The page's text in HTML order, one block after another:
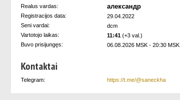
Realus vardas: александр
Registracijos data:
29.04.2022
Seni vardai:
dcm
Vartotojo laikas:
11:41 (+3 val.)
Buvo prisijungęs:
06.08.2026 MSK - 20:30 MSK
Kontaktai
Telegram: https://t.me/@saneckha